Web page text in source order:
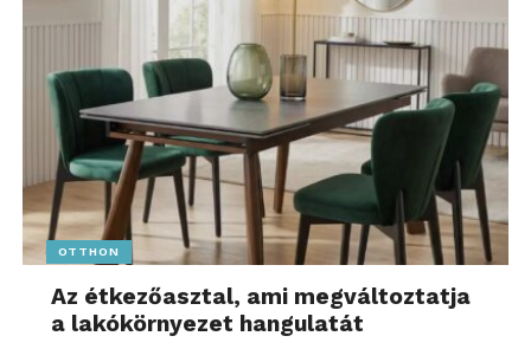
OTTHON
Az étkezőasztal, ami megváltoztatja
a lakókörnyezet hangulatát